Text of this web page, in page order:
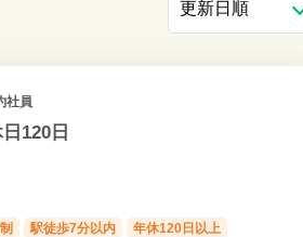
社員
120日
駅徒歩7分以内
年休120日以上